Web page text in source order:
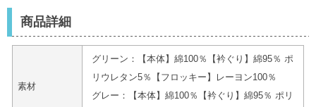
商品詳細
素材
グリーン：【本体】綿100％【衿ぐり】綿95％ ポ
リウレタン5％【フロッキー】レーヨン100％
グレー：【本体】綿100％【衿ぐり】綿95％ ポリ